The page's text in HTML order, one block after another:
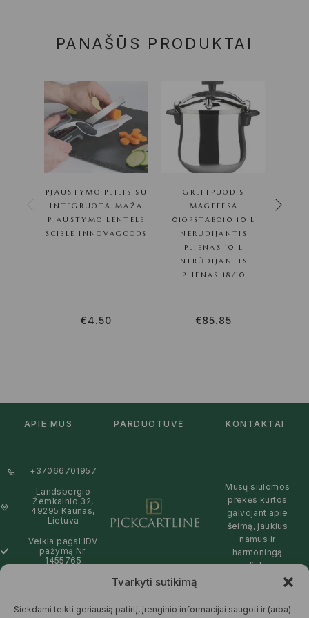
Tvarkyti sutikimą
Siekdami teikti geriausią patirtį, įrenginio informacijai saugoti ir (arba)
PANAŠŪS PRODUKTAI
PJAUSTYMO PEILIS SU
INTEGRUOTA MAŽA
PJAUSTYMO LENTELE
SCIBLE INNOVAGOODS
€4.50
GREITPUODIS
MAGEFESA
01OPSTABO10 10 L
NERŪDIJANTIS
PLIENAS 10 L
NERŪDIJANTIS
PLIENAS 18/10
€85.85
APIE MUS PARDUOTUVĖ KONTAKTAI
+37066701957
Landsbergio
Žemkalnio 32,
49295 Kaunas,
Lietuva
Veikla pagal IDV
pažymą Nr.
1455765
09:00 - 19:00
Mūsų siūlomos
prekės kurtos
galvojant apie
šeimą, jaukius
namus ir
harmoningą
aplinką –
draugiškos tiek